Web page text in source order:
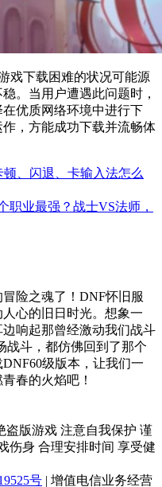
戏下载困难的状况可能源
。当用户遭遇此问题时，
优质网络环境中进行下
，方能成功下载并流畅体
、闪退、卡输入法怎么
职业最强？战士VS法师，
险之魂了！DNF怀旧服
心的旧日时光。想象一
响起那曾经激动我们战斗
斗，都仿佛回到了那个
级版本，让我们一
春的火焰吧！
盗版游戏 注意自我保护 谨
伤身 合理安排时间 享受健